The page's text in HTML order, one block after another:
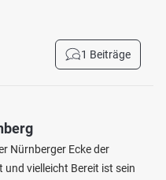
1 Beiträge
Nürnberger Ecke der
vielleicht Bereit ist sein